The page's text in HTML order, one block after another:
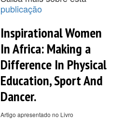
publicação
Inspirational Women
In Africa: Making a
Difference In Physical
Education, Sport And
Dancer.
Artigo apresentado no Livro